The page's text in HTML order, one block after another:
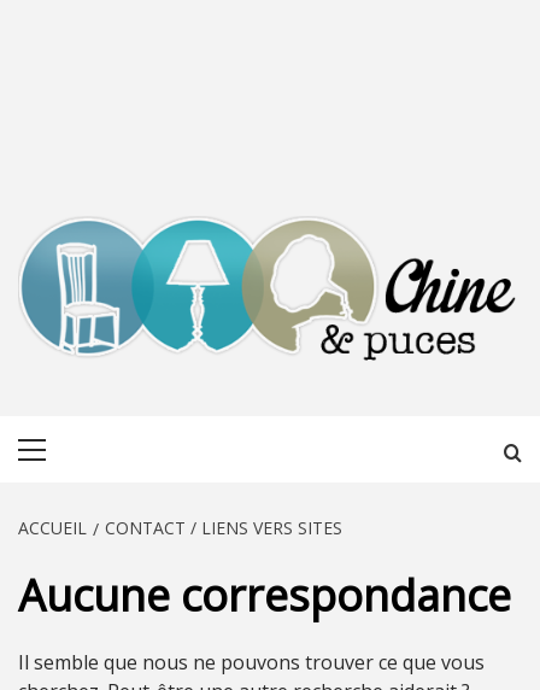
ACCUEIL CONTACT / LIENS VERS SITES
Aucune correspondance
Il semble que nous ne pouvons trouver ce que vous